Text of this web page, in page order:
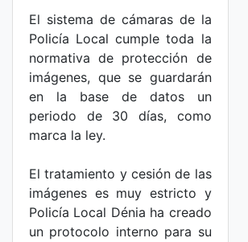
El sistema de cámaras de la
Policía Local cumple toda la
normativa de protección de
imágenes, que se guardarán
en la base de datos un
periodo de 30 días, como
marca la ley.
El tratamiento y cesión de las
imágenes es muy estricto y
Policía Local Dénia ha creado
un protocolo interno para su